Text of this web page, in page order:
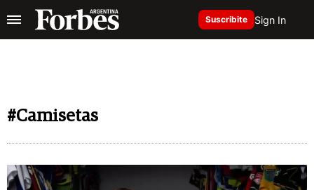
Suscribite Sign In
#Camisetas